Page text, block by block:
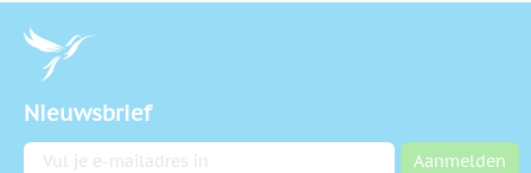
Nieuwsbrief
E-mailadres Aanmelden